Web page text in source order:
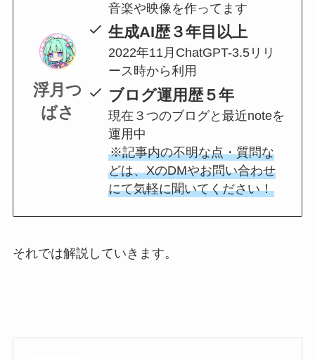
浮月つ
ばさ
音楽や映像を作ってます
生成AI歴３年目以上
2022年11月ChatGPT-3.5リリ
ース時から利用
ブログ運用歴５年
現在３つのブログと最近noteを
運用中
※記事内の不明な点・質問な
どは、XのDMやお問い合わせ
にて気軽に聞いてください！
それでは解説していきます。